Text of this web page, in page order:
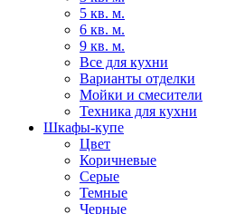
5 кв. м.
6 кв. м.
9 кв. м.
Все для кухни
Варианты отделки
Мойки и смесители
Техника для кухни
Шкафы-купе
Цвет
Коричневые
Серые
Темные
Черные